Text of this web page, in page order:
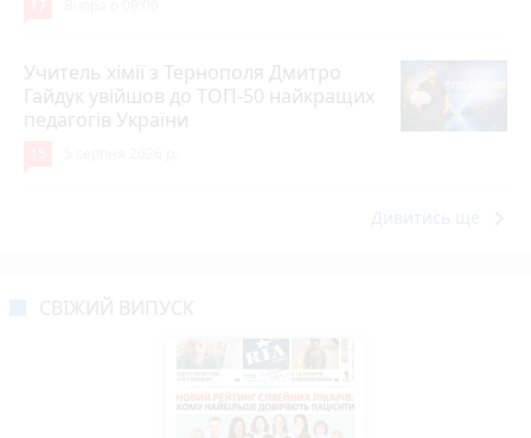
Учитель хімії з Тернополя Дмитро
Гайдук увійшов до ТОП-50 найкращих
педагогів України